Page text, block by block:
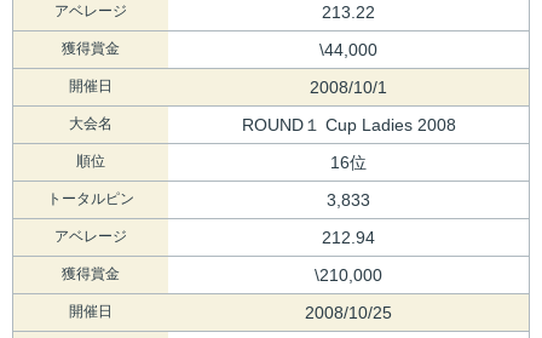
アベレージ 213.22
獲得賞金 \44,000
開催日 2008/10/1
大会名 ROUND１ Cup Ladies 2008
順位 16位
トータルピン 3,833
アベレージ 212.94
獲得賞金 \210,000
開催日 2008/10/25